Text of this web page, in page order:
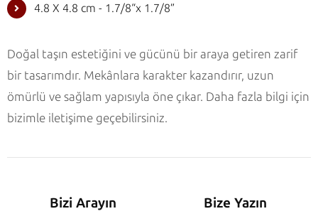
4.8 X 4.8 cm - 1.7/8“x 1.7/8”
Doğal taşın estetiğini ve gücünü bir araya getiren zarif
bir tasarımdır. Mekânlara karakter kazandırır, uzun
ömürlü ve sağlam yapısıyla öne çıkar. Daha fazla bilgi için
bizimle iletişime geçebilirsiniz.
Bizi Arayın Bize Yazın